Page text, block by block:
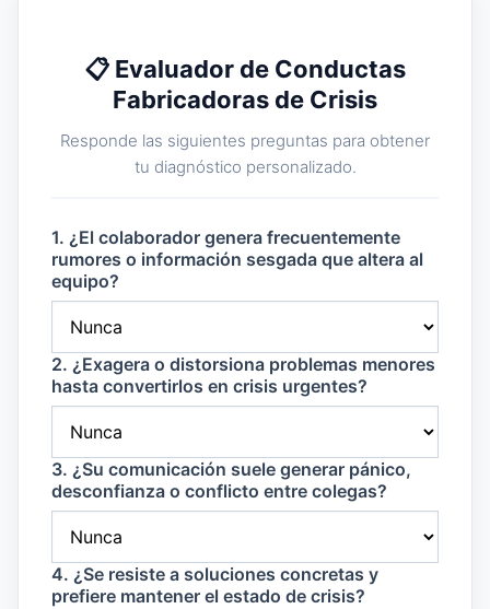
📋 Evaluador de Conductas
Fabricadoras de Crisis
Responde las siguientes preguntas para obtener
tu diagnóstico personalizado.
1. ¿El colaborador genera frecuentemente
rumores o información sesgada que altera al
equipo?
2. ¿Exagera o distorsiona problemas menores
hasta convertirlos en crisis urgentes?
3. ¿Su comunicación suele generar pánico,
desconfianza o conflicto entre colegas?
4. ¿Se resiste a soluciones concretas y
prefiere mantener el estado de crisis?